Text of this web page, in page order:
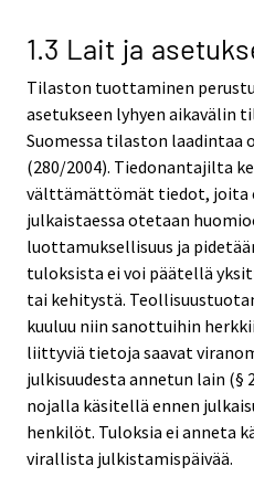
1.3 Lait ja
Tilaston tuottaminen
asetukseen lyhyen aikavälin
Suomessa tilaston laadintaa
(280/2004). Tiedonantajilta
välttämättömät tiedot, joita
julkaistaessa otetaan
luottamuksellisuus ja
tuloksista ei voi päätellä
tai kehitystä.
kuuluu niin sanottuihin
liittyviä tietoja saavat
julkisuudesta annetun lain (§
nojalla käsitellä ennen
henkilöt. Tuloksia ei anneta
virallista julkistamispäivää.